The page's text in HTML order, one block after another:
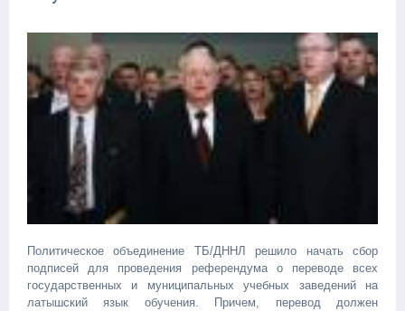
Политическое объединение ТБ/ДННЛ решило начать сбор
подписей для проведения референдума о переводе всех
государственных и муниципальных учебных заведений на
латышский язык обучения. Причем, перевод должен